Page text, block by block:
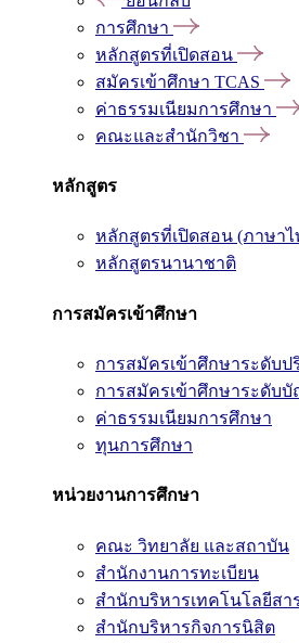
การศึกษา
หลักสูตรที่เปิดสอน
สมัครเข้าศึกษา TCAS
ค่าธรรมเนียมการศึกษา
คณะและสำนักวิชา
หลักสูตร
หลักสูตรที่เปิดสอน (ภาษาไ
หลักสูตรนานาชาติ
การสมัครเข้าศึกษา
การสมัครเข้าศึกษาระดั
การสมัครเข้าศึกษาระดับ
ค่าธรรมเนียมการศึกษา
ทุนการศึกษา
หน่วยงานการศึกษา
คณะ วิทยาลัย และสถาบัน
สำนักงานการทะเบียน
สำนักบริหารเทคโนโลยีสา
สำนักบริหารกิจการนิสิต